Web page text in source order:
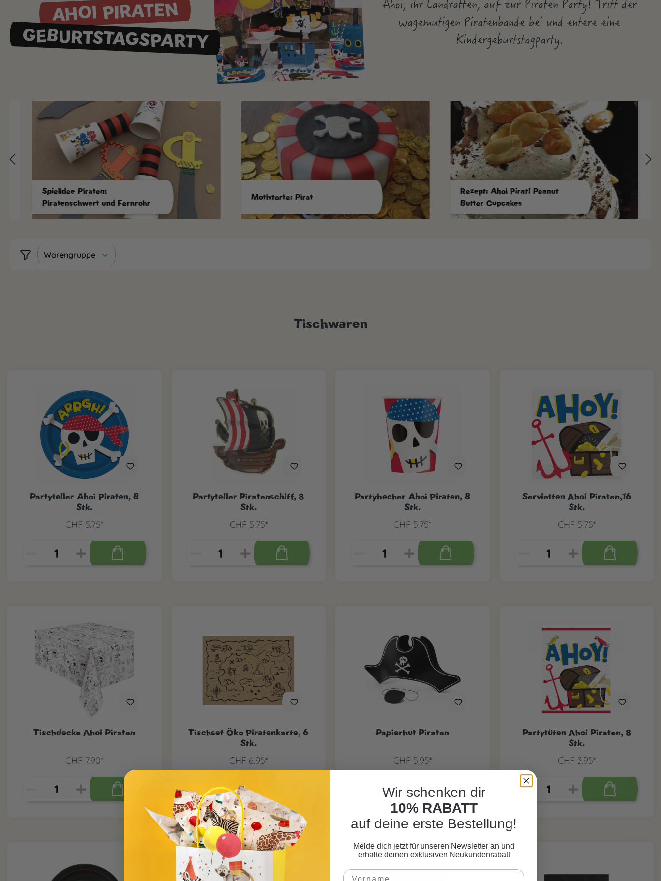
AHOI PIRATEN
GEBURTSTAGSPARTY
Ahoi, ihr Landratten, auf zur Piraten Party! Tritt der
wagemutigen Piratenbande bei und entere eine
Kindergeburtstagparty.
Spielidee Piraten:
Piratenschwert und Fernrohr
Motivtorte: Pirat
Rezept: Ahoi Pirat! Peanut
Butter Cupcakes
Warengruppe
Tischwaren
Partyteller Ahoi Piraten, 8
Stk.
CHF 5.75*
Partyteller Piratenschiff, 8
Stk.
CHF 5.75*
Partybecher Ahoi Piraten, 8
Stk.
CHF 5.75*
Servietten Ahoi Piraten,16
Stk.
CHF 5.75*
Tischdecke Ahoi Piraten
CHF 7.90*
Tischset Öko Piratenkarte, 6
Stk.
CHF 6.95*
Papierhut Piraten
CHF 5.95*
Partytüten Ahoi Piraten, 8
Stk.
CHF 3.95*
Wir schenken dir
10% RABATT
auf deine erste Bestellung!
Melde dich jetzt für unseren Newsletter an und
erhalte deinen exklusiven Neukundenrabatt